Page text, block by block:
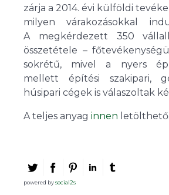
zárja a 2014. évi külföldi
milyen várakozásokkal
A megkérdezett 350
összetétele –
sokrétű, mivel a nyers
mellett építési szakipari,
húsipari cégek is válaszoltak
A teljes anyag innen letölthető.
powered bysocial2s